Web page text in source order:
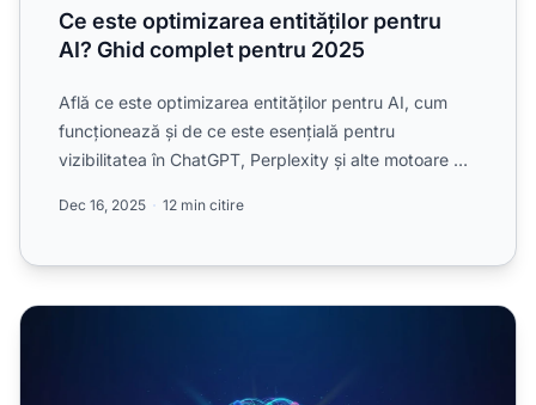
Ce este optimizarea entităților pentru
AI? Ghid complet pentru 2025
Află ce este optimizarea entităților pentru AI, cum
funcționează și de ce este esențială pentru
vizibilitatea în ChatGPT, Perplexity și alte motoare de
Dec 16, 2025 12 min citire
SEO pe Entități pentru Vizibilitate AI: Construirea